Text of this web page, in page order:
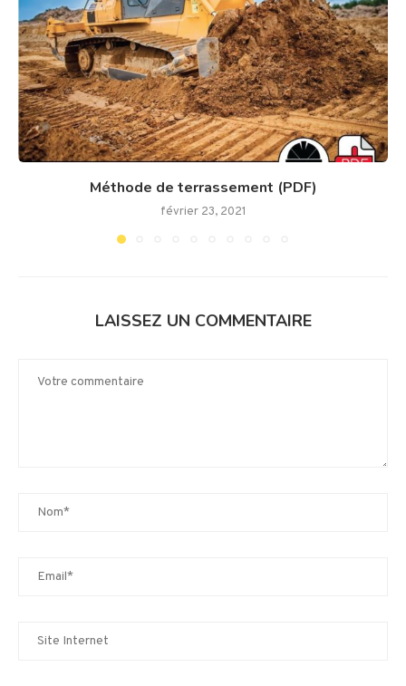
Méthode de terrassement (PDF)
février 23, 2021
LAISSEZ UN COMMENTAIRE